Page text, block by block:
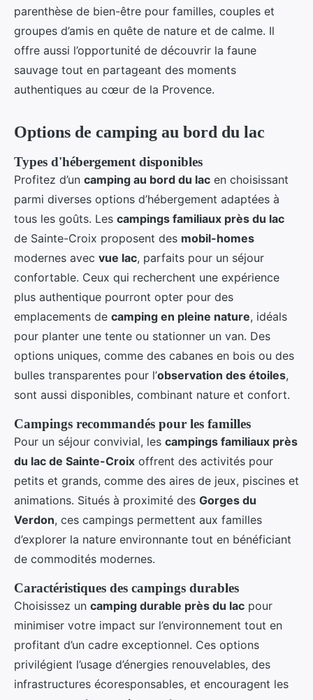
parenthèse de bien-être pour familles, couples et
groupes d’amis en quête de nature et de calme. Il
offre aussi l’opportunité de découvrir la faune
sauvage tout en partageant des moments
authentiques au cœur de la Provence.
Options de camping au bord du lac
Types d'hébergement disponibles
Profitez d’un camping au bord du lac en choisissant
parmi diverses options d’hébergement adaptées à
tous les goûts. Les campings familiaux près du lac
de Sainte-Croix proposent des mobil-homes
modernes avec vue lac, parfaits pour un séjour
confortable. Ceux qui recherchent une expérience
plus authentique pourront opter pour des
emplacements de camping en pleine nature, idéals
pour planter une tente ou stationner un van. Des
options uniques, comme des cabanes en bois ou des
bulles transparentes pour l’observation des étoiles,
sont aussi disponibles, combinant nature et confort.
Campings recommandés pour les familles
Pour un séjour convivial, les campings familiaux près
du lac de Sainte-Croix offrent des activités pour
petits et grands, comme des aires de jeux, piscines et
animations. Situés à proximité des Gorges du
Verdon, ces campings permettent aux familles
d’explorer la nature environnante tout en bénéficiant
de commodités modernes.
Caractéristiques des campings durables
Choisissez un camping durable près du lac pour
minimiser votre impact sur l’environnement tout en
profitant d’un cadre exceptionnel. Ces options
privilégient l’usage d’énergies renouvelables, des
infrastructures écoresponsables, et encouragent les